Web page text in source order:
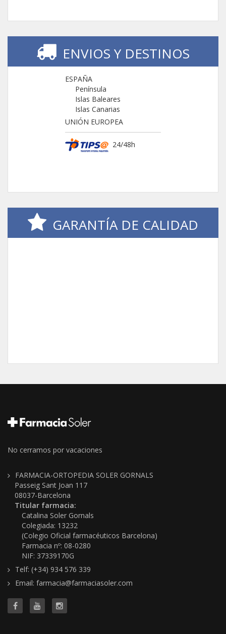
ENVIOS Y DESTINOS
ESPAÑA
Península
Islas Baleares
Islas Canarias
UNIÓN EUROPEA
24/48h
GARANTÍA DE CALIDAD
No cerramos por vacaciones
FARMACIA-ORTOPEDIA SOLER GORNALS
Passeig Sant Joan 117
08037-Barcelona
Titular farmacia:
Catalina Soler Gornals
Colegiada: 13232
(Colegio Oficial farmacéuticos Barcelona)
Farmacia nº: 08-0280
NIF: 37339170G
Telf: (+34) 934 576 339
Email: farmacia@farmaciasoler.com